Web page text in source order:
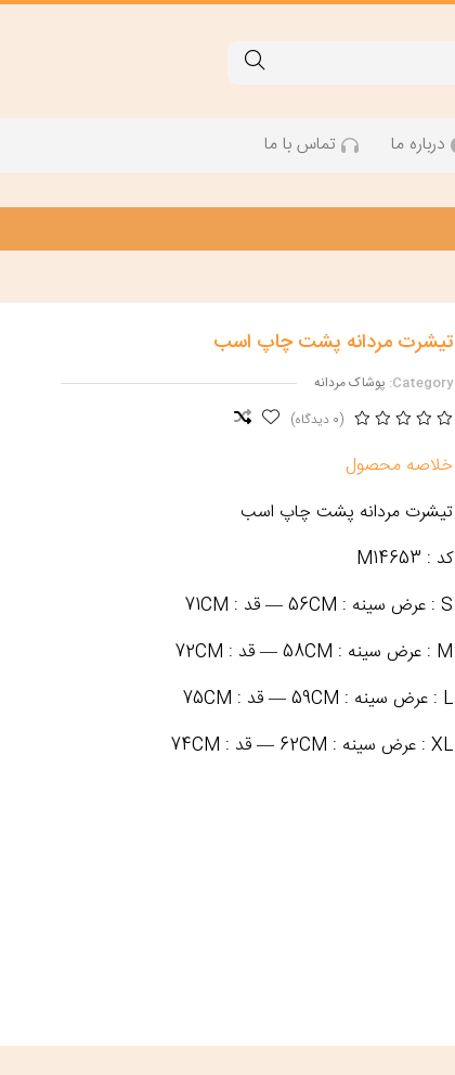
درباره ما تماس با ما
تیشرت مردانه پشت چاپ اسب
Category: پوشاک مردانه
(0 دیدگاه)
خلاصه محصول
تیشرت مردانه پشت چاپ اسب
کد : M14653
S : عرض سینه : 56CM — قد : 71CM
M : عرض سینه : 58CM — قد : 72CM
L : عرض سینه : 59CM — قد : 75CM
XL : عرض سینه : 62CM — قد : 74CM